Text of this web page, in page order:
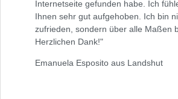
Internetseite gefunden habe. Ich
Ihnen sehr gut aufgehoben. Ich bin
zufrieden, sondern über alle Maßen
Herzlichen Dank!"
Emanuela Esposito aus Landshut